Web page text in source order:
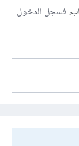
فسجل الدخول